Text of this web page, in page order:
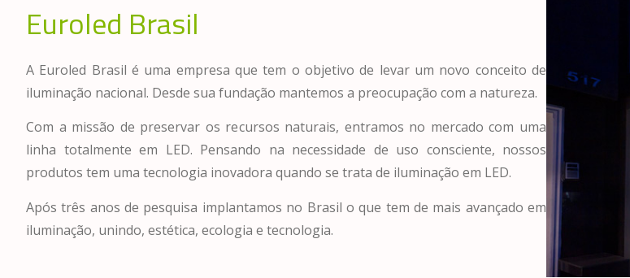
Euroled Brasil
A Euroled Brasil é uma empresa que tem o objetivo de levar um novo conceito de
iluminação nacional. Desde sua fundação mantemos a preocupação com a natureza.
Com a missão de preservar os recursos naturais, entramos no mercado com uma
linha totalmente em LED. Pensando na necessidade de uso consciente, nossos
produtos tem uma tecnologia inovadora quando se trata de iluminação em LED.
Após três anos de pesquisa implantamos no Brasil o que tem de mais avançado em
iluminação, unindo, estética, ecologia e tecnologia.